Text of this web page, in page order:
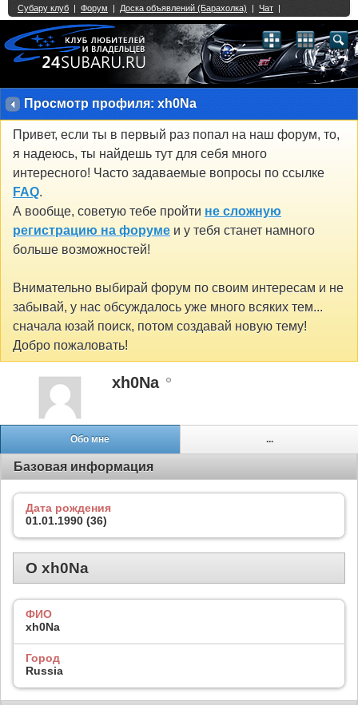
Просмотр профиля: xh0Na
Привет, если ты в первый раз попал на наш форум, то,
я надеюсь, ты найдешь тут для себя много
интересного! Часто задаваемые вопросы по ссылке
FAQ.
А вообще, советую тебе пройти не сложную
регистрацию на форуме и у тебя станет намного
больше возможностей!
Внимательно выбирай форум по своим интересам и не
забывай, у нас обсуждалось уже много всяких тем...
сначала юзай поиск, потом создавай новую тему!
Добро пожаловать!
xh0Na
Обо мне ...
Базовая информация
Дата рождения
01.01.1990 (36)
О xh0Na
ФИО
xh0Na
Город
Russia
Single Sign On provided byvBSSO
2 3 4 5 6 7 8 9 10 11 12 13 14 15 16 17 18 21 22 23 24 25 26
27 28 29 30 31 32 33 34 35 36 37 38 39 40 41 42 43